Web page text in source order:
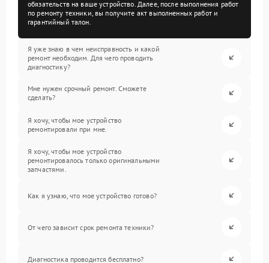
обязательств на ваше устройство. Далее, после выполнения работ
по ремонту техники, вы получите акт выполненных работ и
гарантийный талон.
Я уже знаю в чем неисправность и какой
ремонт необходим. Для чего проводить
диагностику?
Мне нужен срочный ремонт. Сможете
сделать?
Я хочу, чтобы мое устройство
ремонтировали при мне.
Я хочу, чтобы мое устройство
ремонтировалось только оригинальными
запчастями.
Как я узнаю, что мое устройство готово?
От чего зависит срок ремонта техники?
Диагностика проводится бесплатно?